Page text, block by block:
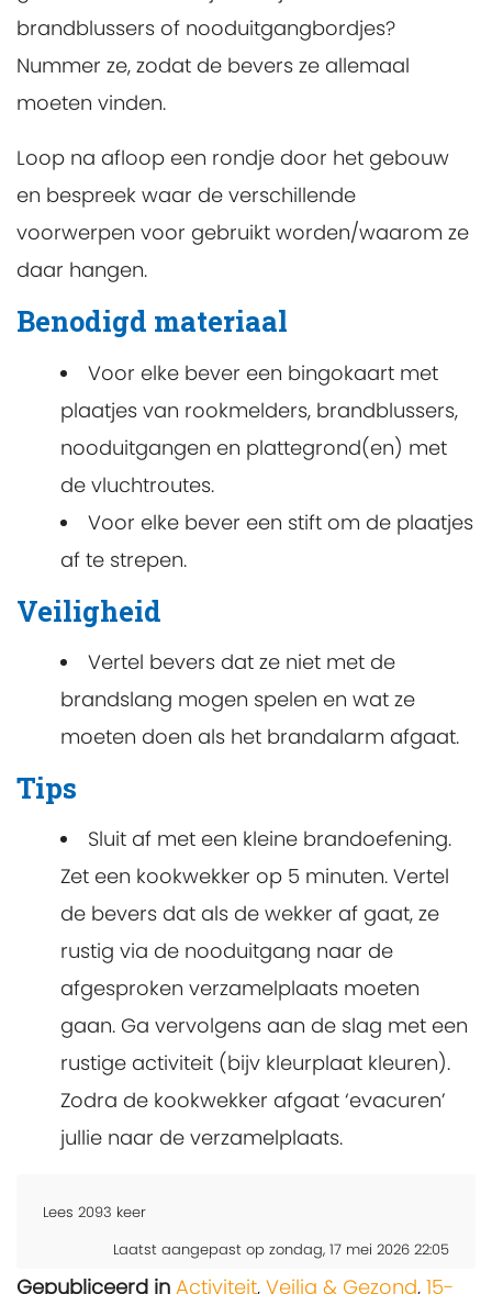
brandblussers of nooduitgangbordjes?
Nummer ze, zodat de bevers ze allemaal
moeten vinden.
Loop na afloop een rondje door het gebouw
en bespreek waar de verschillende
voorwerpen voor gebruikt worden/waarom ze
daar hangen.
Benodigd materiaal
Voor elke bever een bingokaart met
plaatjes van rookmelders, brandblussers,
nooduitgangen en plattegrond(en) met
de vluchtroutes.
Voor elke bever een stift om de plaatjes
af te strepen.
Veiligheid
Vertel bevers dat ze niet met de
brandslang mogen spelen en wat ze
moeten doen als het brandalarm afgaat.
Tips
Sluit af met een kleine brandoefening.
Zet een kookwekker op 5 minuten. Vertel
de bevers dat als de wekker af gaat, ze
rustig via de nooduitgang naar de
afgesproken verzamelplaats moeten
gaan. Ga vervolgens aan de slag met een
rustige activiteit (bijv kleurplaat kleuren).
Zodra de kookwekker afgaat ‘evacuren’
jullie naar de verzamelplaats.
Lees 2093 keer
Laatst aangepast op zondag, 17 mei 2026 22:05
Gepubliceerd in Activiteit, Veilig & Gezond, 15-